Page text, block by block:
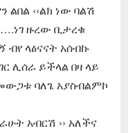
‹‹ልክ ነው ባልሽ
….ነገ ዙረው ቢታረቁ
ብየ ላፅናናት አሰብኩ
ሊሰራ ይችላል በዛ ላይ
ባለጌ አያስብልምኮ
አብርሽ ›› አለችና